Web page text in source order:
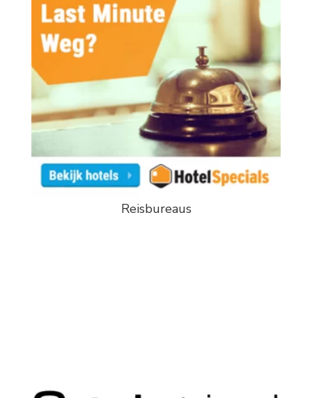
Reisbureaus